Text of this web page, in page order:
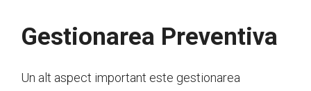
Gestionarea Preventiva
Un alt aspect important este gestionarea